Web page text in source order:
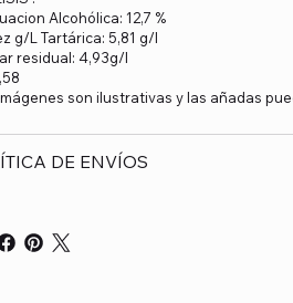
Alcohólica: 12,7 %
g/L Tartárica: 5,81 g/l
residual: 4,93g/l
son ilustrativas y las añadas
DE ENVÍOS